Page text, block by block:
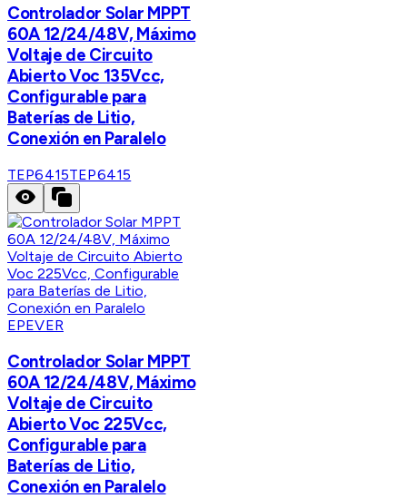
Controlador Solar MPPT
60A 12/24/48V, Máximo
Voltaje de Circuito
Abierto Voc 135Vcc,
Configurable para
Baterías de Litio,
Conexión en Paralelo
TEP6415TEP6415
EPEVER
Controlador Solar MPPT
60A 12/24/48V, Máximo
Voltaje de Circuito
Abierto Voc 225Vcc,
Configurable para
Baterías de Litio,
Conexión en Paralelo